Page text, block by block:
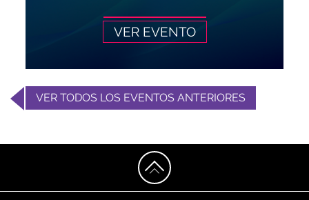
VER EVENTO
VER TODOS LOS EVENTOS ANTERIORES